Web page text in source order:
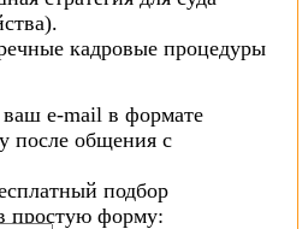
кадровые процедуры
e-mail в формате
после общения с
подбор
простую форму: